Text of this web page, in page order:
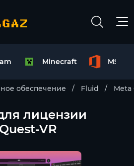
Minecraft MS
обеспечение Fluid Meta
лицензии
VR